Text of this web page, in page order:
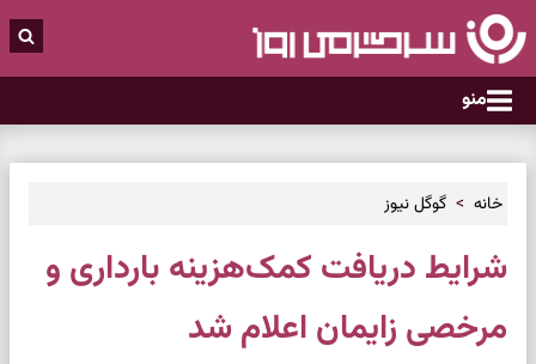
منو
خانه گوگل نیوز
شرایط دریافت کمک‌هزینه بارداری و
مرخصی زایمان اعلام شد